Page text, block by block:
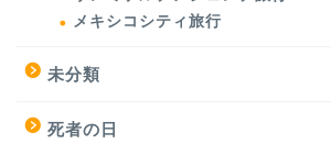
メキシコシティ旅行
未分類
死者の日